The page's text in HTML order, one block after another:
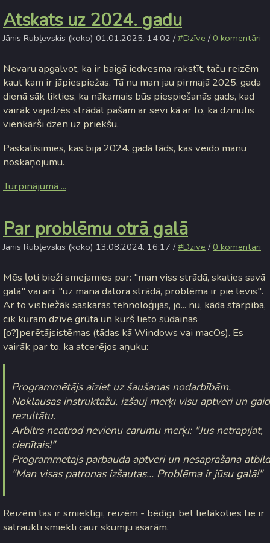
Atskats uz 2024. gadu
Jānis Rubļevskis (koko) 01.01.2025. 14:02 /#Dzīve /0 komentāri
Nevaru apgalvot, ka ir baigā iedvesma rakstīt, taču reizēm
kaut kam ir jāpiespiežas. Tā nu man jau pirmajā 2025. gada
dienā sāk likties, ka nākamais būs piespiešanās gads, kad
vairāk vajadzēs strādāt pašam ar sevi kā ar to, ka dzinulis
vienkārši dzen uz priekšu.
Paskatīsimies, kas bija 2024. gadā tāds, kas veido manu
noskaņojumu.
Turpinājumā ...
Par problēmu otrā galā
Jānis Rubļevskis (koko) 13.08.2024. 16:17 /#Dzīve /0 komentāri
Mēs ļoti bieži smejamies par: "man viss strādā, skaties savā
galā" vai arī: "uz mana datora strādā, problēma ir pie tevis".
Ar to visbiežāk saskarās tehnoloģijās, jo... nu, kāda starpība,
cik kuram dzīve grūta un kurš lieto sūdainas
[o?]perētājsistēmas (tādas kā Windows vai macOs). Es
vairāk par to, ka atcerējos aņuku:
Programmētājs aiziet uz šaušanas nodarbībām.
Noklausās instruktāžu, izšauj mērķī visu aptveri un
rezultātu.
Arbitrs neatrod nevienu carumu mērķī: "Jūs netrāpījāt,
cienītais!"
Programmētājs pārbauda aptveri un nesaprašanā
"Man visas patronas izšautas... Problēma ir jūsu galā!"
Reizēm tas ir smieklīgi, reizēm - bēdīgi, bet lielākoties tie ir
satraukti smiekli caur skumju asarām.